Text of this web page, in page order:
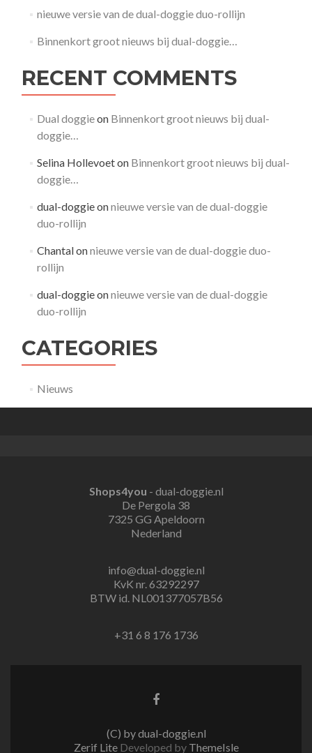
nieuwe versie van de dual-doggie duo-rollijn
Binnenkort groot nieuws bij dual-doggie…
RECENT COMMENTS
Dual doggieon Binnenkort groot nieuws bij dual-
doggie…
Selina Hollevoeton Binnenkort groot nieuws bij dual-
doggie…
dual-doggieonnieuwe versie van de dual-doggie
duo-rollijn
Chantalonnieuwe versie van de dual-doggie duo-
rollijn
dual-doggieonnieuwe versie van de dual-doggie
duo-rollijn
CATEGORIES
Nieuws
Shops4you - dual-doggie.nl
De Pergola 38
7325 GG Apeldoorn
Nederland
info@dual-doggie.nl
KvK nr. 63292297
BTW id. NL001377057B56
+31 6 8 176 1736
Facebook
(C) by dual-doggie.nl
Zerif Lite Developed by ThemeIsle